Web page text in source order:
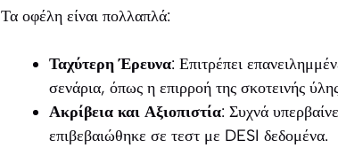
Τα οφέλη είναι πολλαπλά:
Ταχύτερη Έρευνα: Επιτρέπει
σενάρια, όπως η επιρροή της σκοτεινής
Ακρίβεια και Αξιοπιστία: Συχνά
επιβεβαιώθηκε σε τεστ με DESI δεδομένα.